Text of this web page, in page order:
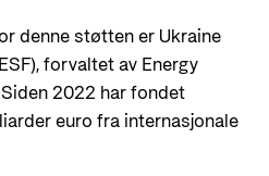
denne støtten er Ukraine
forvaltet av Energy
2022 har fondet
euro fra internasjonale